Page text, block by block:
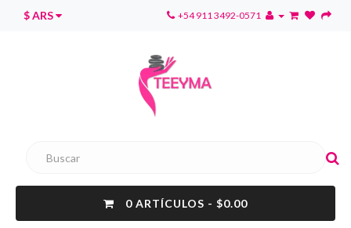
$ ARS +54 911 3492-0571
0 ARTÍCULOS - $0.00